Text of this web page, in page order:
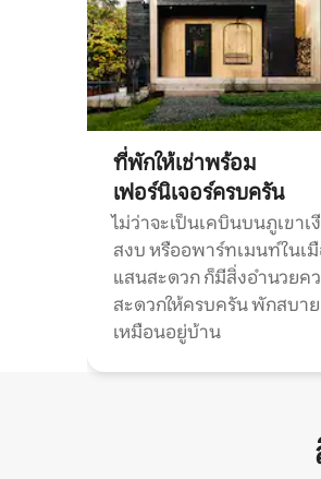
ที่พักให้เช่าพร้อม
เฟอร์นิเจอร์ครบครัน
ไม่ว่าจะเป็นเคบินบนภูเขาเ
สงบ หรืออพาร์ทเมนท์ในเ
แสนสะดวก ก็มีสิ่งอำนวยค
สะดวกให้ครบครัน พักสบาย
เหมือนอยู่บ้าน